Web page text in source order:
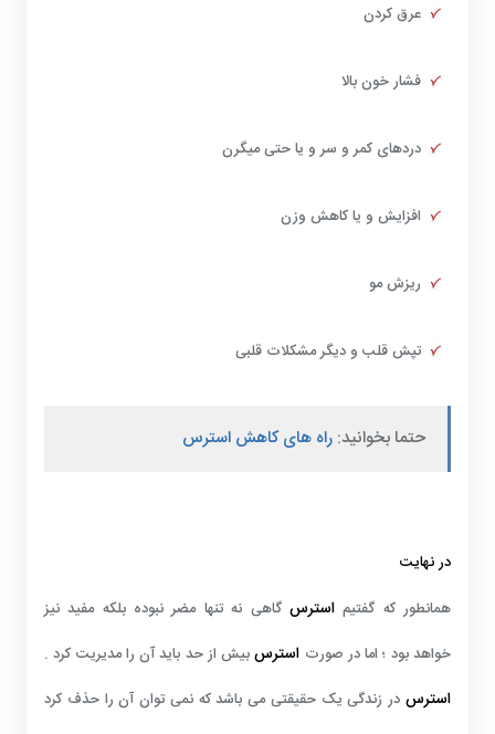
عرق کردن
فشار خون بالا
دردهای کمر و سر و یا حتی میگرن
افزایش و یا کاهش وزن
ریزش مو
تپش قلب و دیگر مشکلات قلبی
حتما بخوانید: راه های کاهش استرس
در نهایت
همانطور که گفتیماسترسگاهی نه تنها مضر نبوده بلکه مفید نیز
خواهد بود ؛ اما در صورت استرسبیش از حد باید آن را مدیریت کرد .
استرس در زندگی یک حقیقتی می باشد که نمی توان آن را حذف کرد